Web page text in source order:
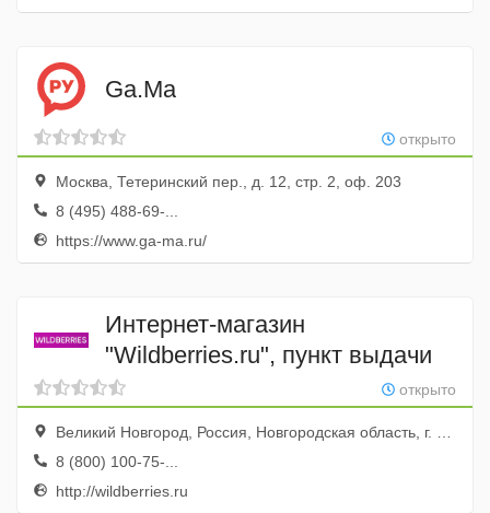
Ga.Ma
открыто
Москва, Тетеринский пер., д. 12, стр. 2, оф. 203
8 (495) 488-69-...
https://www.ga-ma.ru/
Интернет-магазин
"Wildberries.ru", пункт выдачи
открыто
Великий Новгород, Россия, Новгородская область, г. Великий Новгород, ул. Московская, д. 12
8 (800) 100-75-...
http://wildberries.ru